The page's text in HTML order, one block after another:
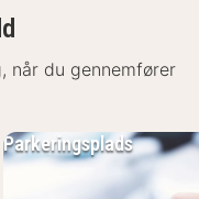
når du gennemfører
Parkeringsplads